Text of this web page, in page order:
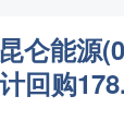
仑能源
回购